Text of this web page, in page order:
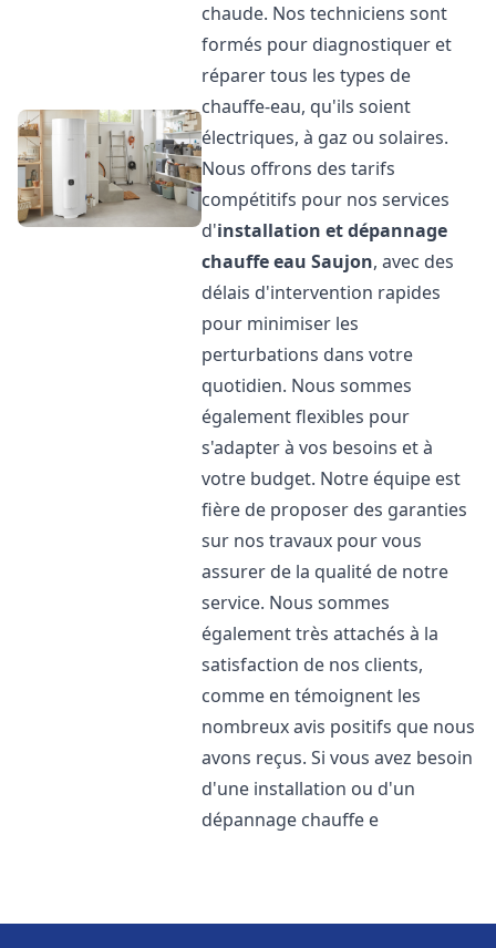
chaude. Nos techniciens sont
formés pour diagnostiquer et
réparer tous les types de
chauffe-eau, qu'ils soient
électriques, à gaz ou solaires.
Nous offrons des tarifs
compétitifs pour nos services
d'installation et dépannage
chauffe eau Saujon, avec des
délais d'intervention rapides
pour minimiser les
perturbations dans votre
quotidien. Nous sommes
également flexibles pour
s'adapter à vos besoins et à
votre budget. Notre équipe est
fière de proposer des garanties
sur nos travaux pour vous
assurer de la qualité de notre
service. Nous sommes
également très attachés à la
satisfaction de nos clients,
comme en témoignent les
nombreux avis positifs que nous
avons reçus. Si vous avez besoin
d'une installation ou d'un
dépannage chauffe e